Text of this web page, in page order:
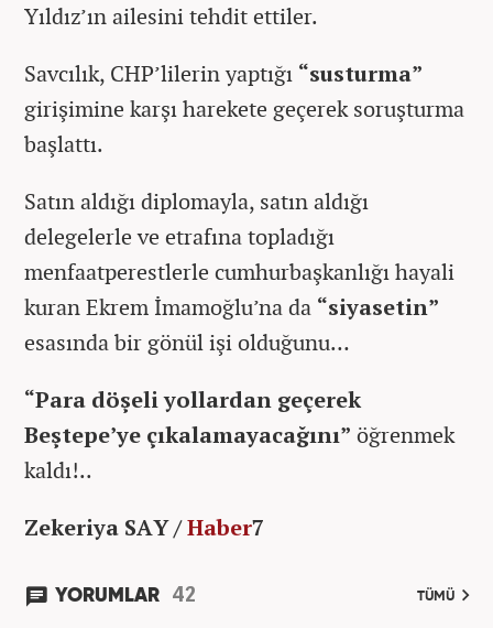
Yıldız’ın ailesini tehdit ettiler.
Savcılık, CHP’lilerin yaptığı “susturma”
girişimine karşı harekete geçerek soruşturma
başlattı.
Satın aldığı diplomayla, satın aldığı
delegelerle ve etrafına topladığı
menfaatperestlerle cumhurbaşkanlığı hayali
kuran Ekrem İmamoğlu’na da “siyasetin”
esasında bir gönül işi olduğunu…
“Para döşeli yollardan geçerek
Beştepe’ye çıkalamayacağını” öğrenmek
kaldı!..
Zekeriya SAY /Haber7
YORUMLAR 42 TÜMÜ